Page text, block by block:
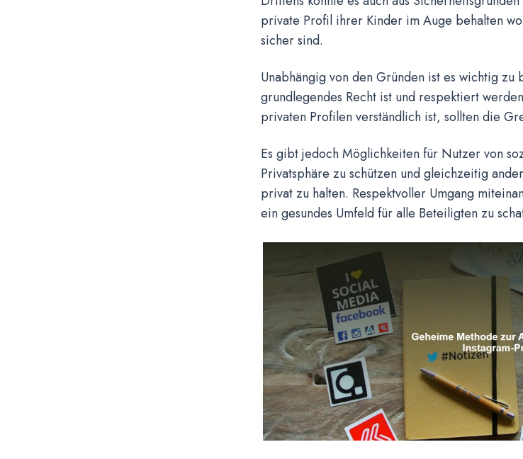
private Profil ihrer Kinder im Auge behalten
sicher sind.
Unabhängig von den Gründen ist es wichtig zu
grundlegendes Recht ist und respektiert
privaten Profilen verständlich ist, sollten die
Es gibt jedoch Möglichkeiten für Nutzer von
Privatsphäre zu schützen und gleichzeitig
privat zu halten. Respektvoller Umgang
ein gesundes Umfeld für alle Beteiligten zu